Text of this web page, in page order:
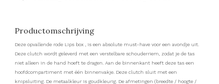
Productomschrijving
Deze opvallende rode Lips box , is een absolute must-have voor een avondje uit.
Deze clutch wordt geleverd met een verstelbare schouderriem, zodat je de tas
niet alleen in de hand hoeft te dragen. Aan de binnenkant heeft deze tas een
hoofdcompartiment met één binnenvakje. Deze clutch sluit met een
knipsluiting. De metaalkleur is goudkleurig. De afmetingen (breedte / hoogte /